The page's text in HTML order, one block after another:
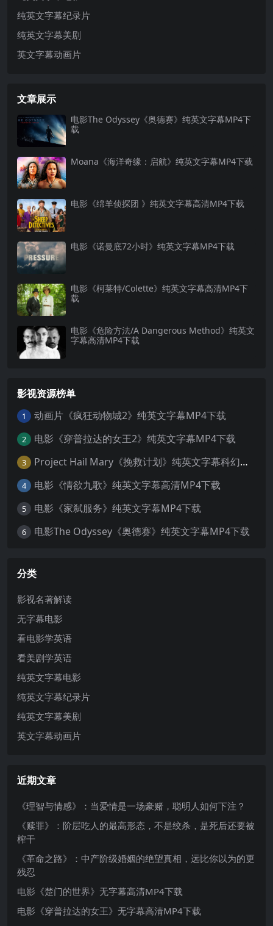
纯英文字幕纪录片
纯英文字幕美剧
英文字幕动画片
文章展示
电影The Odyssey《奥德赛》纯英文字幕MP4下
载
Moana《海洋奇缘：启航》纯英文字幕MP4下载
电影《绵羊侦探团 》纯英文字幕高清MP4下载
电影《诺曼底72小时》纯英文字幕MP4下载
电影《柯莱特/Colette》纯英文字幕高清MP4下
载
电影《危险方法/A Dangerous Method》纯英文
字幕高清MP4下载
影视资源榜单
1 动画片《疯狂动物城2》纯英文字幕MP4下载
2 电影《穿普拉达的女王2》纯英文字幕MP4下载
3 Project Hail Mary《挽救计划》纯英文字幕科幻电影MP4下载
4 电影《情欲九歌》纯英文字幕高清MP4下载
5 电影《家弑服务》纯英文字幕MP4下载
6 电影The Odyssey《奥德赛》纯英文字幕MP4下载
分类
影视名著解读
无字幕电影
看电影学英语
看美剧学英语
纯英文字幕电影
纯英文字幕纪录片
纯英文字幕美剧
英文字幕动画片
近期文章
《理智与情感》：当爱情是一场豪赌，聪明人如何下注？
《赎罪》：阶层吃人的最高形态，不是绞杀，是死后还要被
榨干
《革命之路》：中产阶级婚姻的绝望真相，远比你以为的更
残忍
电影《楚门的世界》无字幕高清MP4下载
电影《穿普拉达的女王》无字幕高清MP4下载